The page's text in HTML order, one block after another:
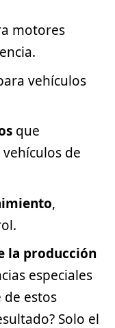
motores
vehículos
que
de
,
la producción
especiales
estos
Solo el